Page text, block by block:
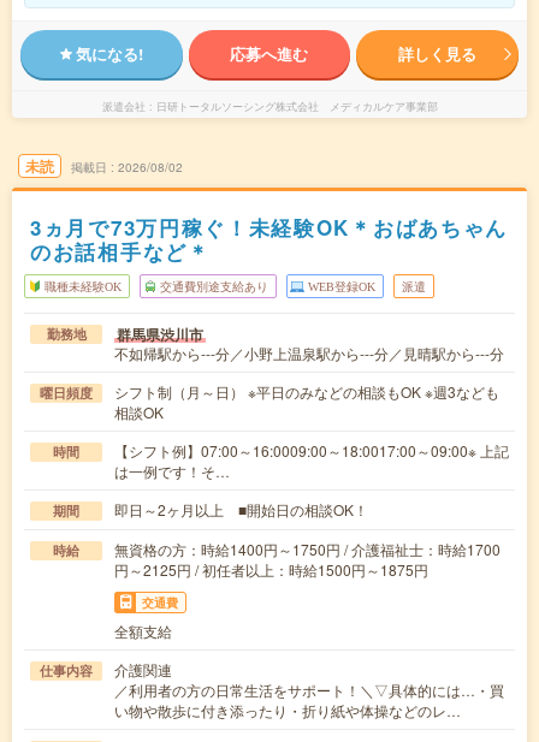
気になる! 応募へ進む 詳しく見る
派遣会社 日研トータルソーシング株式会社 メディカルケア事業部
未読 掲載日 2026/08/02
3ヵ月で73万円稼ぐ！未経験OK＊おばあちゃん
のお話相手など＊
職種未経験OK 交通費別途支給あり WEB登録OK 派遣
勤務地 群馬県渋川市
不如帰駅から---分／小野上温泉駅から---分／見晴駅から---分
曜日頻度
シフト制（月～日） ※平日のみなどの相談もOK ※週3なども
相談OK
時間
【シフト例】07:00～16:0009:00～18:0017:00～09:00※ 上記
は一例です！そ…
期間 即日～2ヶ月以上 ■開始日の相談OK！
時給
無資格の方：時給1400円～1750円 / 介護福祉士：時給1700
円～2125円 / 初任者以上：時給1500円～1875円
交通費
全額支給
仕事内容
介護関連
／利用者の方の日常生活をサポート！＼▽具体的には…・買
い物や散歩に付き添ったり・折り紙や体操などのレ…